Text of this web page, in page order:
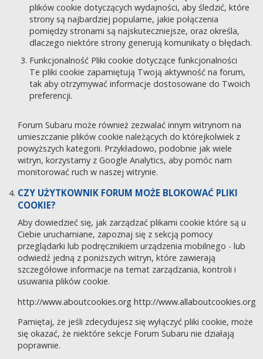
plików cookie dotyczących wydajności, aby śledzić, które
strony są najbardziej popularne, jakie połączenia
pomiędzy stronami są najskuteczniejsze, oraz określa,
dlaczego niektóre strony generują komunikaty o błędach.
Funkcjonalność Pliki cookie dotyczące funkcjonalności
Te pliki cookie zapamiętują Twoją aktywność na forum,
tak aby otrzymywać informacje dostosowane do Twoich
preferencji.
Forum Subaru może również zezwalać innym witrynom na
umieszczanie plików cookie należących do którejkolwiek z
powyższych kategorii. Przykładowo, podobnie jak wiele
witryn, korzystamy z Google Analytics, aby pomóc nam
monitorować ruch w naszej witrynie.
CZY UŻYTKOWNIK FORUM MOŻE BLOKOWAĆ PLIKI
COOKIE?
Aby dowiedzieć się, jak zarządzać plikami cookie które są u
Ciebie uruchamiane, zapoznaj się z sekcją pomocy
przeglądarki lub podręcznikiem urządzenia mobilnego - lub
odwiedź jedną z poniższych witryn, które zawierają
szczegółowe informacje na temat zarządzania, kontroli i
usuwania plików cookie.
http://www.aboutcookies.org http://www.allaboutcookies.org
Pamiętaj, że jeśli zdecydujesz się wyłączyć pliki cookie, może
się okazać, że niektóre sekcje Forum Subaru nie działają
poprawnie.